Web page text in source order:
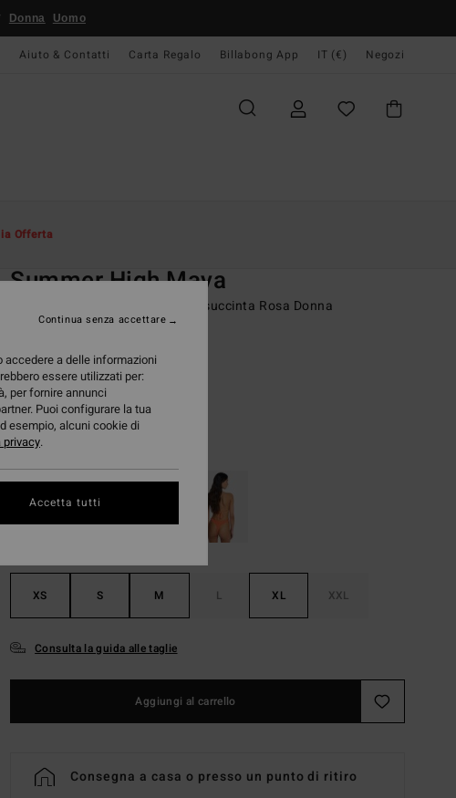
Donna Uomo
Aiuto & Contatti Carta Regalo Billabong App IT (€) Negozi
Offerta
Summer High Maya
Mutandina bikini con copertura succinta Rosa Donna
ECO-BONUS
39,95 €
Colori
XS S M L XL XXL
Consulta la guida alle taglie
Aggiungi al carrello
Consegna a casa o presso un punto di ritiro
a delle informazioni
essere utilizzati per:
per fornire annunci
Puoi configurare la tua
esempio, alcuni cookie di
.
Continua senza accettare
Accetta tutti